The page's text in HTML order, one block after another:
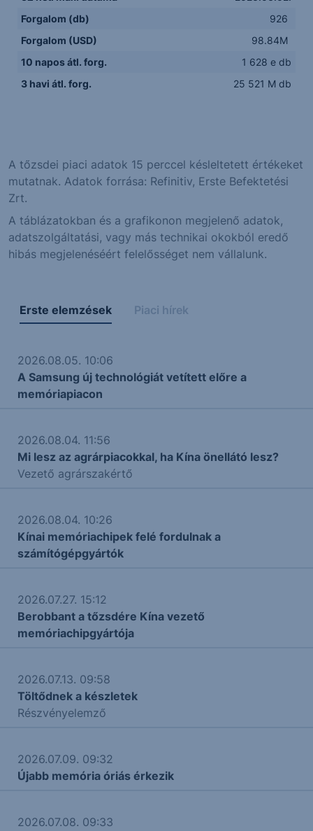
Forgalom (db)
926
Forgalom (USD)
98.84M
10 napos átl. forg.
1 628 e db
3 havi átl. forg.
25 521 M db
A tőzsdei piaci adatok 15 perccel késleltetett értékeket
mutatnak. Adatok forrása: Refinitiv, Erste Befektetési
Zrt.
A táblázatokban és a grafikonon megjelenő adatok,
adatszolgáltatási, vagy más technikai okokból eredő
hibás megjelenéséért felelősséget nem vállalunk.
Erste elemzések Piaci hírek
2026.08.05. 10:06
A Samsung új technológiát vetített előre a
memóriapiacon
2026.08.04. 11:56
Mi lesz az agrárpiacokkal, ha Kína önellátó lesz?
Vezető agrárszakértő
2026.08.04. 10:26
Kínai memóriachipek felé fordulnak a
számítógépgyártók
2026.07.27. 15:12
Berobbant a tőzsdére Kína vezető
memóriachipgyártója
2026.07.13. 09:58
Töltődnek a készletek
Részvényelemző
2026.07.09. 09:32
Újabb memória óriás érkezik
2026.07.08. 09:33